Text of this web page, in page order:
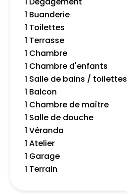
1 Buanderie
1 Toilettes
1 Terrasse
1 Chambre
1 Chambre d'enfants
1 Salle de bains / toilettes
1 Balcon
1 Chambre de maître
1 Salle de douche
1 Véranda
1 Atelier
1 Garage
1 Terrain